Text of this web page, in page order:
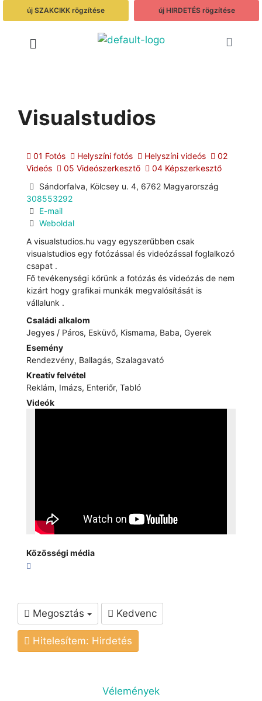
új SZAKCIKK rögzítése új HIRDETÉS rögzítése
Visualstudios
01 Fotós Helyszíni fotós Helyszíni videós
02
Videós
05 Videószerkesztő
04 Képszerkesztő
Sándorfalva, Kölcsey u. 4, 6762 Magyarország
308553292
E-mail
Weboldal
A visualstudios.hu vagy egyszerűbben csak
visualstudios egy fotózással és videózással foglalkozó
csapat .
Fő tevékenységi kőrünk a fotózás és videózás de nem
kizárt hogy grafikai munkák megvalósítását is
vállalunk .
Családi alkalom
Jegyes / Páros, Esküvő, Kismama, Baba, Gyerek
Esemény
Rendezvény, Ballagás, Szalagavató
Kreatív felvétel
Reklám, Imázs, Enteriőr, Tabló
Videók
Közösségi média
Megosztás Kedvenc
Hitelesítem: Hirdetés
Vélemények